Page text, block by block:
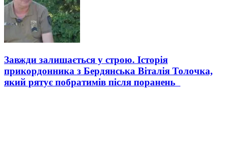
Завжди залишається у строю. Історія
прикордонника з Бердянська Віталія Толочка,
який рятує побратимів після поранень